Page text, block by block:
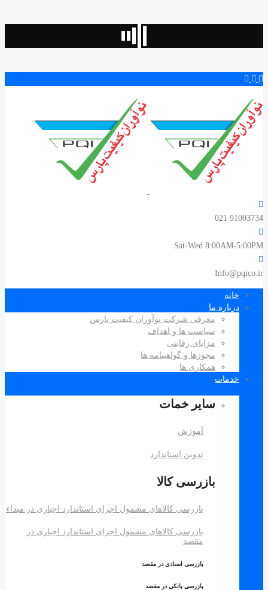
Sat-Wed
ما
معرفی شرکت نوآوران کیفیت پارس
سیاست ها و اهداف
مزایای رقابتی
مجوزها و گواهینامه ها
همکاری ها
سایر خمات
تدوین استاندارد
بازرسی کالا
بازرسی کالاهای مشمول اجرای استاندارد اجباری در مبداء
بازرسی کالاهای مشمول اجرای استاندارد اجباری در
بازرسی اسنادی در مقصد
بازرسی بانکی در مقصد